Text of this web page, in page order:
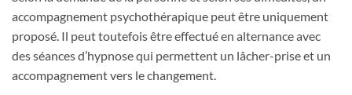
accompagnement psychothérapique peut être uniquement
proposé. Il peut toutefois être effectué en alternance avec
des séances d’hypnose qui permettent un lâcher-prise et un
accompagnement vers le changement.